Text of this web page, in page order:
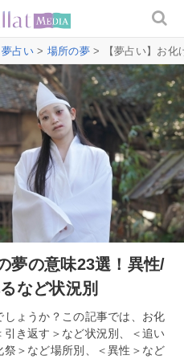
夢占い> 場所の夢> 【夢占い】お化
夢の意味23選！異性/
など状況別
ょうか？この記事では、お化
き返す＞など状況別、＜追い
＞など場所別、＜異性＞など